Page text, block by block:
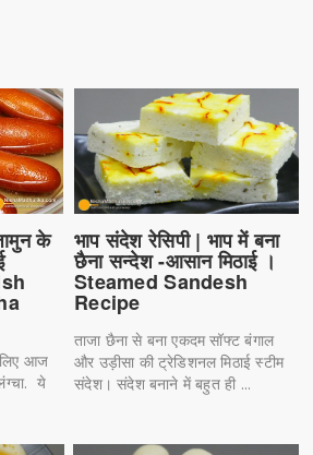
के
लिए आज
ये
भाप संदेश रेसिपी | भाप में बना
छैना सन्देश -आसान मिठाई ।
Steamed Sandesh
Recipe
ताजा छैना से बना एकदम सॉफ्ट बंगाल
और उड़ीसा की ट्रेडिशनल मिठाई स्टीम
संदेश। संदेश बनाने में बहुत ही ...